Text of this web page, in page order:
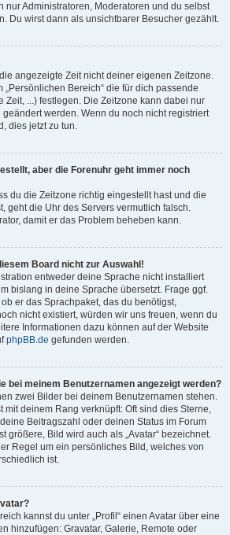
nur Administratoren, Moderatoren und du selbst
Du wirst dann als unsichtbarer Besucher gezählt.
angezeigte Zeit nicht deiner eigenen Zeitzone.
„Persönlichen Bereich“ die für dich passende
Zeit, ...) festlegen. Die Zeitzone kann dabei nur
werden. Wenn du noch nicht registriert
dies jetzt zu tun.
aber die Forenuhr geht immer noch
du die Zeitzone richtig eingestellt hast und die
geht die Uhr des Servers vermutlich falsch.
damit er das Problem beheben kann.
Board nicht zur Auswahl!
entweder deine Sprache nicht installiert
bislang in deine Sprache übersetzt. Frage ggf.
er das Sprachpaket, das du benötigst,
nicht existiert, würden wir uns freuen, wenn du
Informationen dazu können auf der Website
phpBB.de gefunden werden.
bei meinem Benutzernamen angezeigt werden?
zwei Bilder bei deinem Benutzernamen stehen.
mit deinem Rang verknüpft: Oft sind dies Sterne,
Beitragszahl oder deinen Status im Forum
größere, Bild wird auch als „Avatar“ bezeichnet.
Regel um ein persönliches Bild, welches von
ist.
kannst du unter „Profil“ einen Avatar über eine
hinzufügen: Gravatar, Galerie, Remote oder